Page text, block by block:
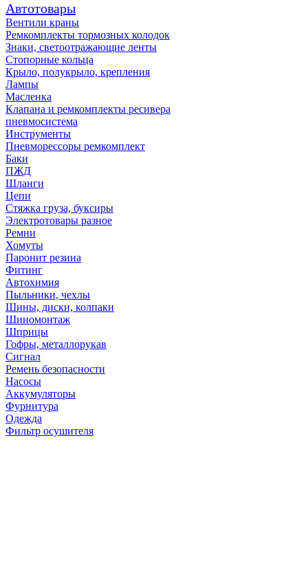
Автотовары
Вентили краны
Ремкомплекты тормозных колодок
Знаки, светоотражающие ленты
Стопорные кольца
Крыло, полукрыло, крепления
Лампы
Масленка
Клапана и ремкомплекты ресивера
пневмосистема
Инструменты
Пневморессоры ремкомплект
Баки
ПЖД
Шланги
Цепи
Стяжка груза, буксиры
Электротовары разное
Ремни
Хомуты
Паронит резина
Фитинг
Автохимия
Пыльники, чехлы
Шины, диски, колпаки
Шиномонтаж
Шприцы
Гофры, металлорукав
Сигнал
Ремень безопасности
Насосы
Аккумуляторы
Фурнитура
Одежда
Фильтр осушителя